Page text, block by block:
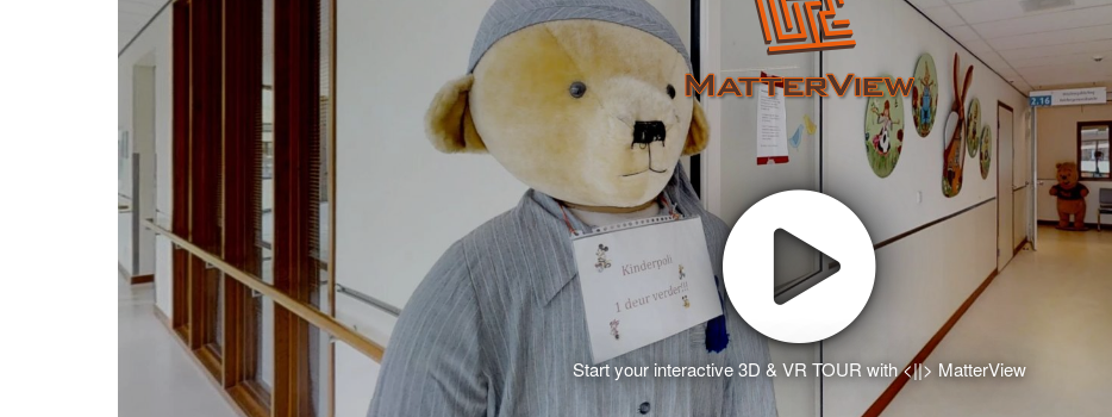
Start your interactive 3D & VR TOUR with <||> MatterView